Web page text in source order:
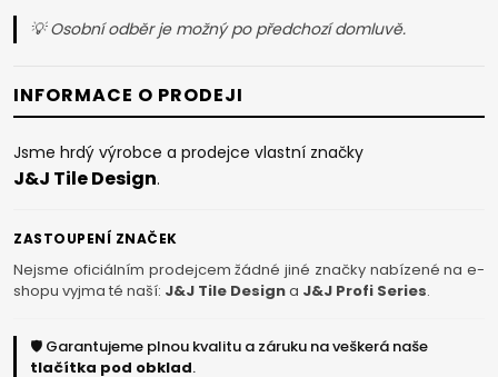
💡 Osobní odběr je možný po předchozí domluvě.
INFORMACE O PRODEJI
Jsme hrdý výrobce a prodejce vlastní značky
J&J Tile Design.
ZASTOUPENÍ ZNAČEK
Nejsme oficiálním prodejcem žádné jiné značky nabízené na e-
shopu vyjma té naší: J&J Tile Designa J&J Profi Series.
🛡️ Garantujeme plnou kvalitu a záruku na veškerá naše
tlačítka pod obklad.